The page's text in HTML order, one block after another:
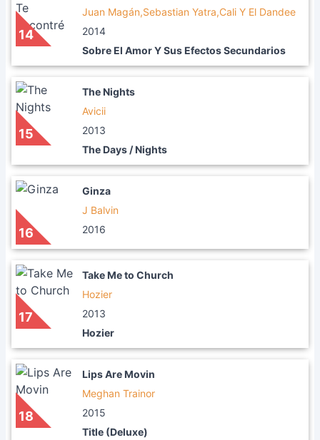
14
Juan Magán,Sebastian Yatra,Cali Y El Dandee
2014
Sobre El Amor Y Sus Efectos Secundarios
15
The Nights
Avicii
2013
The Days / Nights
16
Ginza
J Balvin
2016
17
Take Me to Church
Hozier
2013
Hozier
18
Lips Are Movin
Meghan Trainor
2015
Title (Deluxe)